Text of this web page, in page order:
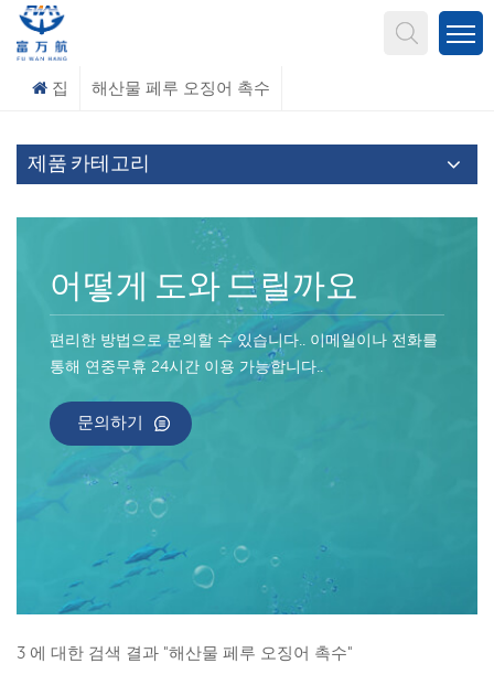
집 해산물 페루 오징어 촉수
제품 카테고리
어떻게 도와 드릴까요
편리한 방법으로 문의할 수 있습니다.. 이메일이나 전화를
통해 연중무휴 24시간 이용 가능합니다..
문의하기
3 에 대한 검색 결과 "해산물 페루 오징어 촉수"